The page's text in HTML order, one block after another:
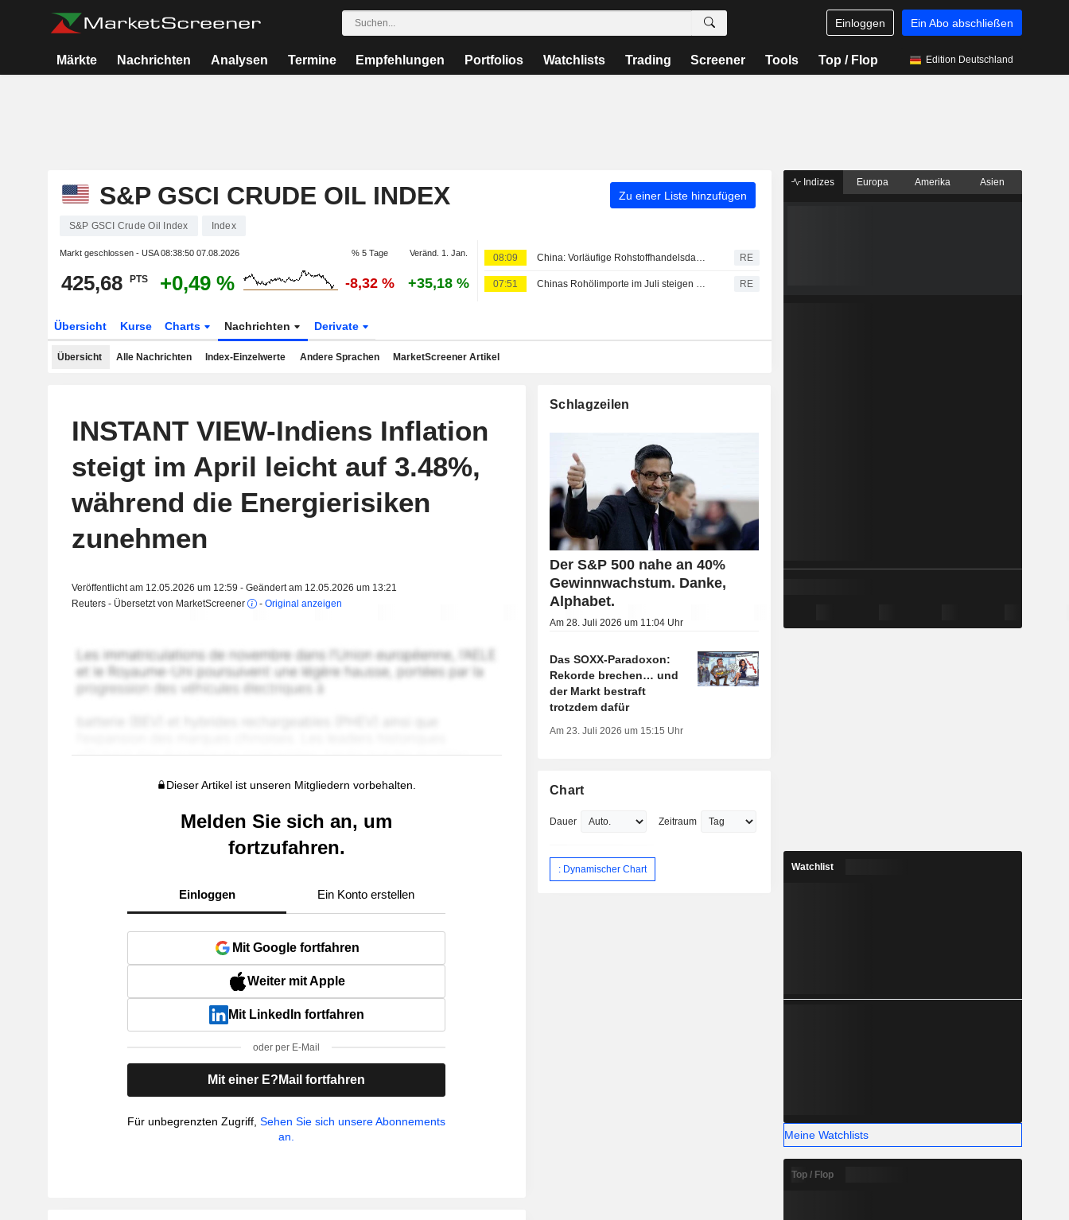
Einloggen Ein Abo abschließen
Märkte Nachrichten Analysen Termine Empfehlungen Portfolios Watchlists Trading Screener Tools Top / Flop Edition Deutschland
S&P GSCI CRUDE OIL INDEX Zu einer Liste hinzufügen
S&P GSCI Crude Oil Index Index
Markt geschlossen - USA08:38:50 07.08.2026 % 5 Tage Veränd. 1. Jan.
425,68 PTS +0,49 % -8,32 % +35,18 %
08:09 China: Vorläufige Rohstoffhandelsdaten für Juli RE
07:51 Chinas Rohölimporte im Juli steigen gegenüber Juni nach Käufen während kurzer Öffnung der Straße von Hormus RE
Übersicht Kurse Charts Nachrichten Derivate
Übersicht Alle Nachrichten Index-Einzelwerte Andere Sprachen MarketScreener Artikel
INSTANT VIEW-Indiens Inflation
steigt im April leicht auf 3.48%,
während die Energierisiken
zunehmen
Veröffentlicht am 12.05.2026 um 12:59 - Geändert am 12.05.2026 um 13:21
Reuters - Übersetzt von MarketScreener
- Original anzeigen
Dieser Artikel ist unseren Mitgliedern vorbehalten.
Melden Sie sich an, um
fortzufahren.
Einloggen Ein Konto erstellen
Mit Google fortfahren
Weiter mit Apple
Mit LinkedIn fortfahren
oder per E-Mail
Mit einer E?Mail fortfahren
Für unbegrenzten Zugriff,Sehen Sie sich unsere Abonnements
an.
Schlagzeilen
Der S&P 500 nahe an 40%
Gewinnwachstum. Danke,
Alphabet.
Am 28. Juli 2026 um 11:04 Uhr
Das SOXX-Paradoxon:
Rekorde brechen… und
der Markt bestraft
trotzdem dafür
Am 23. Juli 2026 um 15:15 Uhr
Chart
Dauer Zeitraum
: Dynamischer Chart
Indizes Europa Amerika Asien
Watchlist
Meine Watchlists
Top / Flop